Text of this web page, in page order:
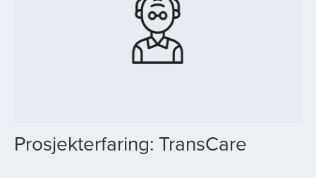
Prosjekterfaring: TransCare